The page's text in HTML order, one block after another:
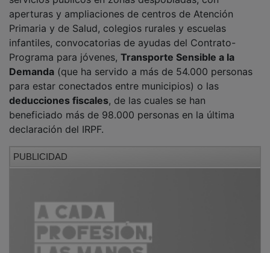
sino europea”, ya que coloca “a Castilla-La Mancha
como punta de lanza en la lucha contra la
despoblación” con medidas tangibles para frenar la
pérdida demográfica.